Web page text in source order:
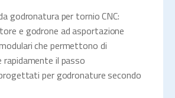
godronatura per tornio CNC:
e godrone ad asportazione
che permettono di
rapidamente il passo
per godronature secondo